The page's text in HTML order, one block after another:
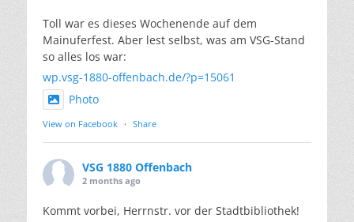
Toll war es dieses Wochenende auf dem
Mainuferfest. Aber lest selbst, was am VSG-Stand
so alles los war:
wp.vsg-1880-offenbach.de/?p=15061
Photo
View on Facebook · Share
VSG 1880 Offenbach
2 months ago
Kommt vorbei, Herrnstr. vor der Stadtbibliothek!